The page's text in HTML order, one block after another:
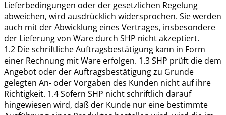
Lieferbedingungen oder der gesetzlichen Regelung
abweichen, wird ausdrücklich widersprochen. Sie werden
auch mit der Abwicklung eines Vertrages, insbesondere
der Lieferung von Ware durch SHP nicht akzeptiert.
1.2 Die schriftliche Auftragsbestätigung kann in Form
einer Rechnung mit Ware erfolgen. 1.3 SHP prüft die dem
Angebot oder der Auftragsbestätigung zu Grunde
gelegten An- oder Vorgaben des Kunden nicht auf ihre
Richtigkeit. 1.4 Sofern SHP nicht schriftlich darauf
hingewiesen wird, daß der Kunde nur eine bestimmte